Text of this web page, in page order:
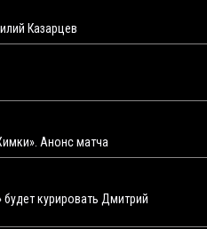
Казарцев
Анонс матча
курировать Дмитрий